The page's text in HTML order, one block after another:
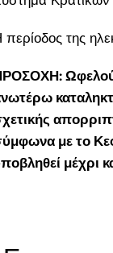
περίοδος της
με το
μέχρι